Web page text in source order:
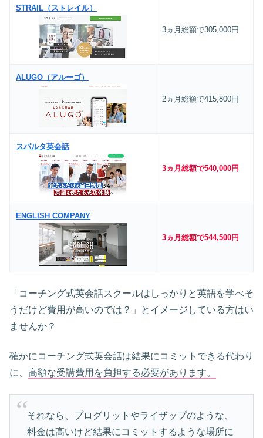
STRAIL（ストレイル）
3ヵ月総額で305,000円
ALUGO（アルーゴ）
2ヵ月総額で415,800円
スパルタ英会話
3ヵ月総額で540,000円
ENGLISH COMPANY
3ヵ月総額で544,500‬円
「コーチング式英会話スクールはしっかりと英語を学べそ
うだけど費用が高いのでは？」とイメージしている方はい
ませんか？
確かにコーチング式英会話は結果にコミットできる代わり
に、 高額な受講費用を負担する必要があります。
それなら、プログリットやライザップのような、
料金は高いけど結果にコミットするような場所に